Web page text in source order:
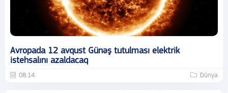
Avropada 12 avqust Günəş tutulması elektrik
istehsalını azaldacaq
08:14 Dünya